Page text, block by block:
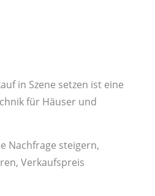
in Szene setzen ist eine
für Häuser und
Nachfrage steigern,
Verkaufspreis